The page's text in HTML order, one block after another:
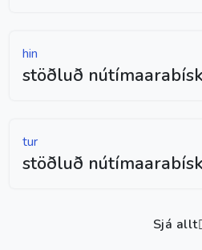
hin
stöðluð
tur
stöðluð
Sjá allt